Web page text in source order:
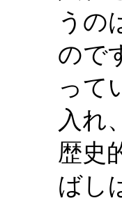
うの
ので
って
入れ
歴史
ばし